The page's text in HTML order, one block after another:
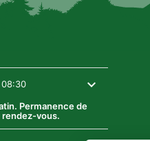
Permanence de
rendez-vous.